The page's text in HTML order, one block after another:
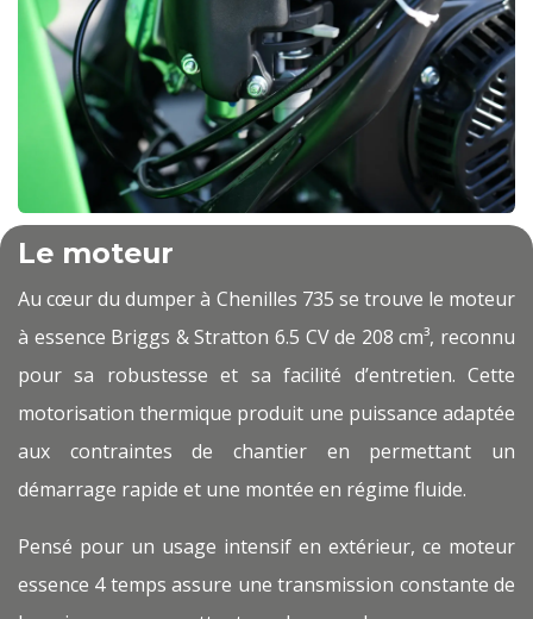
Le moteur
Au cœur du dumper à Chenilles 735 se trouve le moteur
à essence Briggs & Stratton 6.5 CV de 208 cm³, reconnu
pour sa robustesse et sa facilité d’entretien. Cette
motorisation thermique produit une puissance adaptée
aux contraintes de chantier en permettant un
démarrage rapide et une montée en régime fluide.
Pensé pour un usage intensif en extérieur, ce moteur
essence 4 temps assure une transmission constante de